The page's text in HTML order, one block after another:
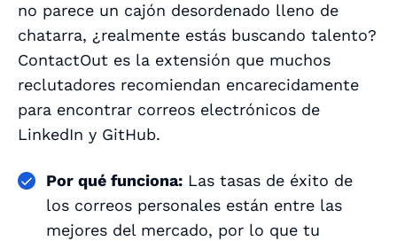
no parece un cajón desordenado lleno de
chatarra, ¿realmente estás buscando talento?
ContactOut es la extensión que muchos
reclutadores recomiendan encarecidamente
para encontrar correos electrónicos de
LinkedIn y GitHub.
Por qué funciona: Las tasas de éxito de
los correos personales están entre las
mejores del mercado, por lo que tu